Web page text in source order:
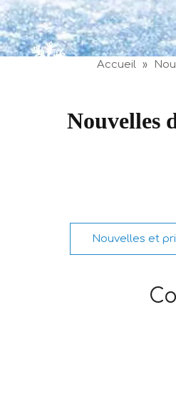
Accueil »
Nouvelles
Nouvelles et